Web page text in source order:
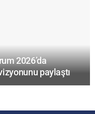
2026’da
paylaştı